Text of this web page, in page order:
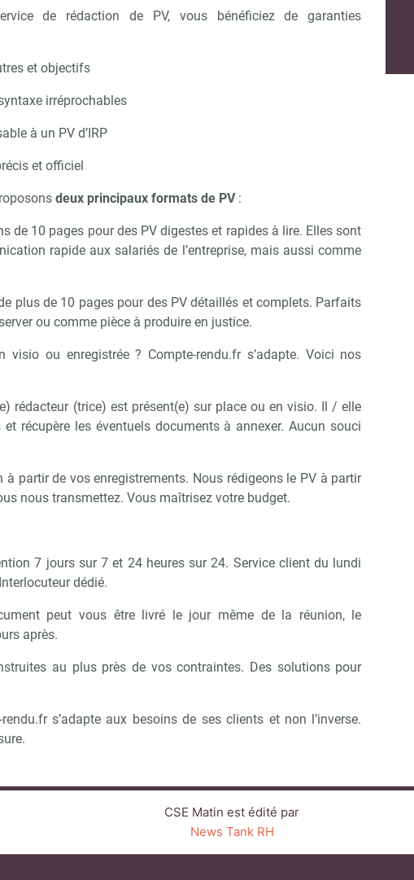
de rédaction de PV, vous bénéficiez de garanties
et objectifs
irréprochables
à un PV d’IRP
et officiel
deux principaux formats de PV:
de 10 pages pour des PV digestes et rapides à lire. Elles sont
rapide aux salariés de l’entreprise, mais aussi comme
plus de 10 pages pour des PV détaillés et complets. Parfaits
ou comme pièce à produire en justice.
visio ou enregistrée ? Compte-rendu.fr s’adapte. Voici nos
rédacteur (trice) est présent(e) sur place ou en visio. Il / elle
récupère les éventuels documents à annexer. Aucun souci
à partir de vos enregistrements. Nous rédigeons le PV à partir
nous transmettez. Vous maîtrisez votre budget.
7 jours sur 7 et 24 heures sur 24. Service client du lundi
dédié.
peut vous être livré le jour même de la réunion, le
après.
au plus près de vos contraintes. Des solutions pour
s’adapte aux besoins de ses clients et non l’inverse.
CSE Matin est édité par
News Tank RH